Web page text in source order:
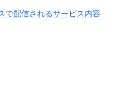
で配信されるサービス内容